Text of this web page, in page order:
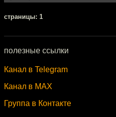
cтраницы: 1
полезные ссылки
Канал в Telegram
Канал в MAX
Группа в Контакте